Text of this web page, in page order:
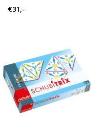
€31,-